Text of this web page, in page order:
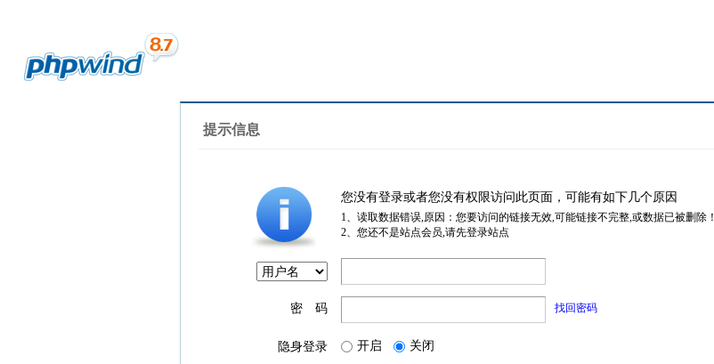
提示信息
您没有登录或者您没有权限访问此页面，可能有如下几个原因
1、读取数据错误,原因：您要访问的链接无效,可能链接不完整,或数据已被删除！
2、您还不是站点会员,请先登录站点
密 码 找回密码
隐身登录 开启 关闭